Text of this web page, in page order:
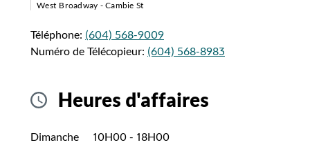
West Broadway - Cambie St
Téléphone: (604) 568-9009
Numéro de Télécopieur: (604) 568-8983
Heures d'affaires
Jour de la semaineHeures
Dimanche 10H00 - 18H00